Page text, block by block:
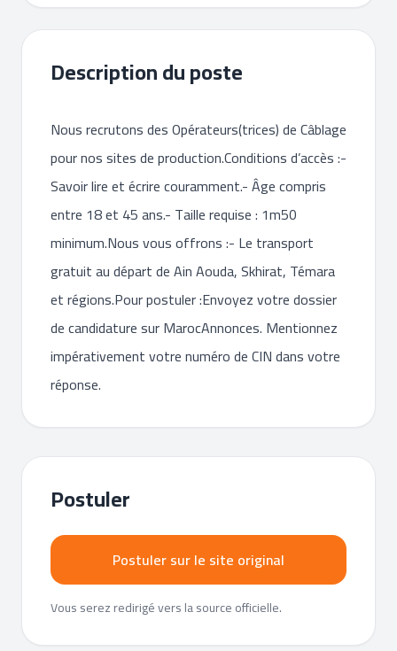
Description du poste
Nous recrutons des Opérateurs(trices) de Câblage
pour nos sites de production.Conditions d’accès :-
Savoir lire et écrire couramment.- Âge compris
entre 18 et 45 ans.- Taille requise : 1m50
minimum.Nous vous offrons :- Le transport
gratuit au départ de Ain Aouda, Skhirat, Témara
et régions.Pour postuler :Envoyez votre dossier
de candidature sur MarocAnnonces. Mentionnez
impérativement votre numéro de CIN dans votre
réponse.
Postuler
Postuler sur le site original
Vous serez redirigé vers la source officielle.